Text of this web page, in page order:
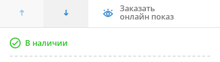
Заказать
онлайн показ
В наличии